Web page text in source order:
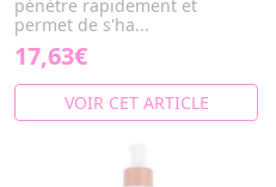
pénètre rapidement et
permet de s'ha...
17,63€
VOIR CET ARTICLE